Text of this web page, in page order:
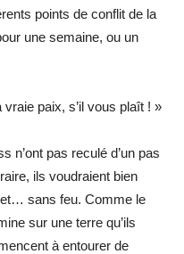
points de conflit de la
une semaine, ou un
paix, s’il vous plaît ! »
n’ont pas reculé d’un pas
ils voudraient bien
sans feu. Comme le
sur une terre qu’ils
à entourer de